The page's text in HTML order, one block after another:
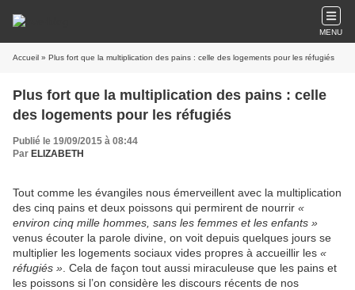
MENU
Accueil » Plus fort que la multiplication des pains : celle des logements pour les réfugiés
Plus fort que la multiplication des pains : celle
des logements pour les réfugiés
Publié le 19/09/2015 à 08:44
Par ELIZABETH
Tout comme les évangiles nous émerveillent avec la multiplication
des cinq pains et deux poissons qui permirent de nourrir «
environ cinq mille hommes, sans les femmes et les enfants »
venus écouter la parole divine, on voit depuis quelques jours se
multiplier les logements sociaux vides propres à accueillir les «
réfugiés » . Cela de façon tout aussi miraculeuse que les pains et
les poissons si l’on considère les discours récents de nos